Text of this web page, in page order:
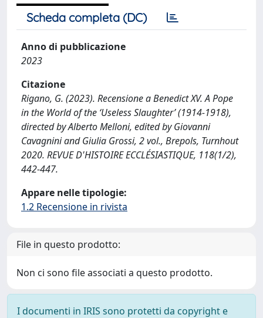
Scheda completa (DC)
Anno di pubblicazione
2023
Citazione
Rigano, G. (2023). Recensione a Benedict XV. A Pope
in the World of the ‘Useless Slaughter’ (1914-1918),
directed by Alberto Melloni, edited by Giovanni
Cavagnini and Giulia Grossi, 2 vol., Brepols, Turnhout
2020. REVUE D'HISTOIRE ECCLÉSIASTIQUE, 118(1/2),
442-447.
Appare nelle tipologie:
1.2 Recensione in rivista
File in questo prodotto:
Non ci sono file associati a questo prodotto.
I documenti in IRIS sono protetti da copyright e